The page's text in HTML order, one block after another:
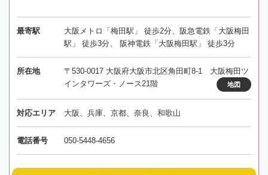
最寄駅
大阪メトロ「梅田駅」 徒歩2分、阪急電鉄「大阪梅田
駅」 徒歩3分、 阪神電鉄「大阪梅田駅」 徒歩3分
所在地
〒530-0017 大阪府大阪市北区角田町8-1 大阪梅田ツ
インタワーズ・ノース21階
地図
対応エリア 大阪、兵庫、京都、奈良、和歌山
電話番号 050-5448-4656